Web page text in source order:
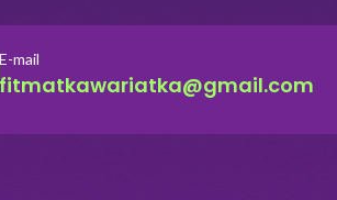
E-mail
fitmatkawariatka@gmail.com